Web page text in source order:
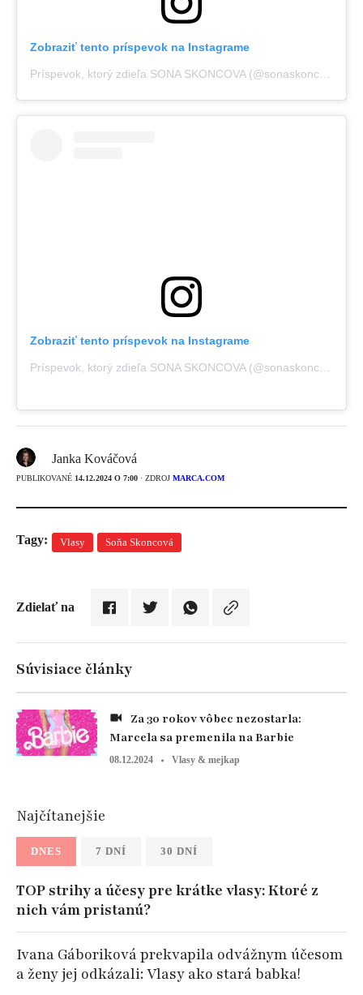
Zobraziť tento príspevok na Instagrame
Príspevok, ktorý zdieľa SONA SKONCOVA (@sonaskoncova)
Zobraziť tento príspevok na Instagrame
Príspevok, ktorý zdieľa SONA SKONCOVA (@sonaskoncova)
Janka Kováčová
PUBLIKOVANÉ 14.12.2024 O 7:00 · ZDROJ MARCA.COM
Tagy: Vlasy Soňa Skoncová
Zdielať na
Súvisiace články
Marcela sa premenila na Barbie
08.12.2024 Vlasy & mejkap
Najčítanejšie
DNES 7 DNÍ 30 DNÍ
TOP strihy a účesy pre krátke vlasy: Ktoré z
nich vám pristanú?
Ivana Gáboriková prekvapila odvážnym účesom
a ženy jej odkázali: Vlasy ako stará babka!